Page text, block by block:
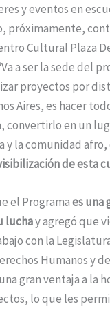
y eventos en
próximamente,
Cultural Plaza
a ser la sede del
proyectos por
Aires, es hacer
convertirlo en un
y la comunidad
de esta
el Programaes una
luchay agregó que
con la
Humanos y
gran ventaja a la
lo que les